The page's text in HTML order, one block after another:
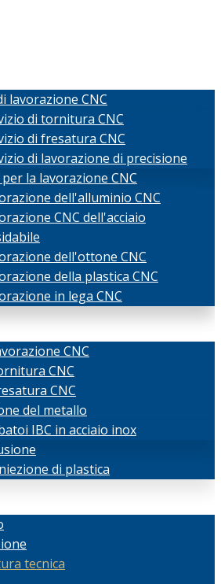
lavorazione CNC
di tornitura CNC
di fresatura CNC
di lavorazione di precisione
la lavorazione CNC
dell'alluminio CNC
CNC dell'acciaio
dell'ottone CNC
della plastica CNC
in lega CNC
CNC
CNC
CNC
del metallo
IBC in acciaio inox
di plastica
tecnica